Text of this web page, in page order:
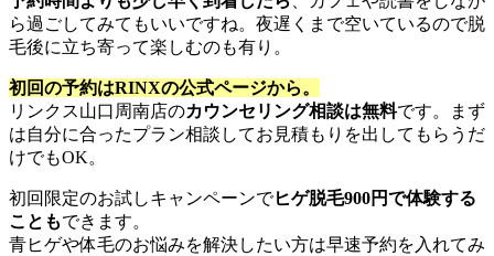
ら過ごしてみてもいいですね。夜遅くまで空いているので脱
毛後に立ち寄って楽しむのも有り。
初回の予約はRINXの公式ページから。
リンクス山口周南店のカウンセリング相談は無料です。まず
は自分に合ったプラン相談してお見積もりを出してもらうだ
けでもOK。
初回限定のお試しキャンペーンでヒゲ脱毛900円で体験する
こともできます。
青ヒゲや体毛のお悩みを解決したい方は早速予約を入れてみ